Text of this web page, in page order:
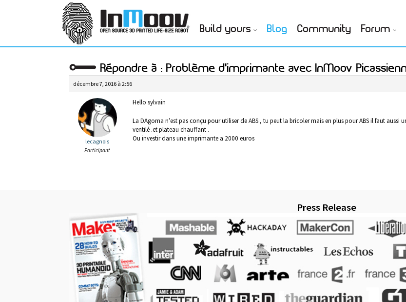
Build yours Blog Community Forum
Répondre à : Problème d'imprimante avec InMoov
décembre 7, 2016 à 2:56
lecagnois
Participant
Hello sylvain
La DAgoma n’est pas conçu pour utiliser de ABS , tu peut la bricoler mais en plus pour ABS il faut aussi
ventilé .et plateau chauffant .
Ou investir dans une imprimante a 2000 euros
Press Release